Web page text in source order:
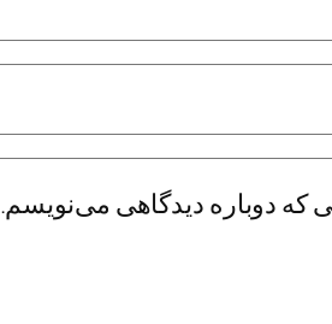
که دوباره دیدگاهی می‌نویسم.